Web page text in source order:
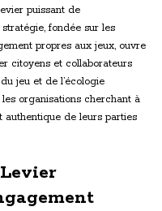
puissant de
fondée sur les
propres aux jeux, ouvre
citoyens et collaborateurs
jeu et de l’écologie
organisations cherchant à
authentique de leurs parties